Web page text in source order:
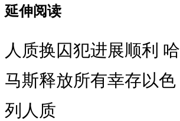
延伸阅读
人质换囚犯进展顺利 哈
马斯释放所有幸存以色
列人质